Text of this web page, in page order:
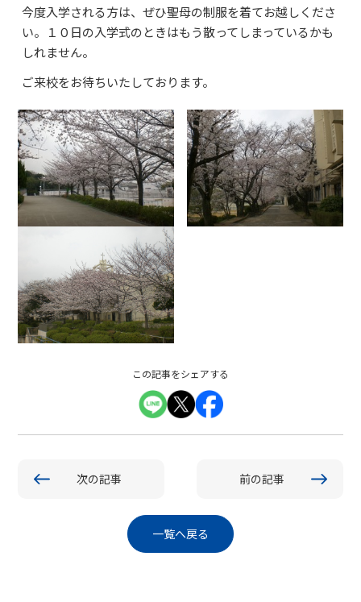
今度入学される方は、ぜひ聖母の制服を着てお越しくださ
い。１０日の入学式のときはもう散ってしまっているかも
しれません。
ご来校をお待ちいたしております。
この記事をシェアする
次の記事 前の記事
一覧へ戻る